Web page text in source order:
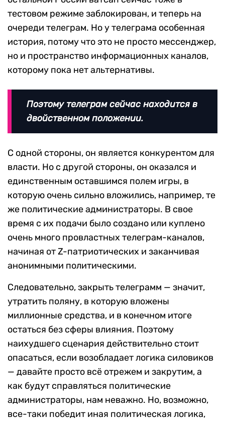
тестовом режиме заблокирован, и теперь на
очереди телеграм. Но у телеграма особенная
история, потому что это не просто мессенджер,
но и пространство информационных каналов,
которому пока нет альтернативы.
Поэтому телеграм сейчас находится в
двойственном положении.
С одной стороны, он является конкурентом для
власти. Но с другой стороны, он оказался и
единственным оставшимся полем игры, в
которую очень сильно вложились, например, те
же политические администраторы. В свое
время с их подачи было создано или куплено
очень много провластных телеграм-каналов,
начиная от Z-патриотических и заканчивая
анонимными политическими.
Следовательно, закрыть телеграмм — значит,
утратить поляну, в которую вложены
миллионные средства, и в конечном итоге
остаться без сферы влияния. Поэтому
наихудшего сценария действительно стоит
опасаться, если возобладает логика силовиков
— давайте просто всё отрежем и закрутим, а
как будут справляться политические
администраторы, нам неважно. Но, возможно,
все-таки победит иная политическая логика,